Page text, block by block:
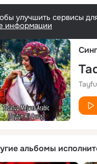
улучшить сервисы
информации
альбомы